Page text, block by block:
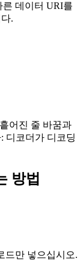
른 데이터 URI를
.
어진 줄 바꿈과
디코더가 디코딩
방법
드만 넣으십시오.